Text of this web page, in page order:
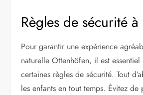
Règles de sécurité
Pour garantir une expérience
naturelle Ottenhöfen, il est
certaines règles de sécurité. Tout
les enfants en tout temps. Évitez de